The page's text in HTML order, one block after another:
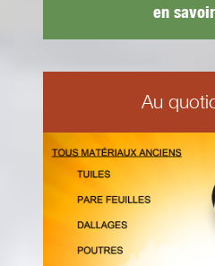
en
Au